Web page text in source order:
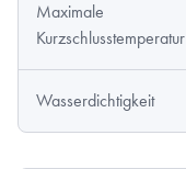
Maximale
Kurzschlusstemperatur
Wasserdichtigkeit